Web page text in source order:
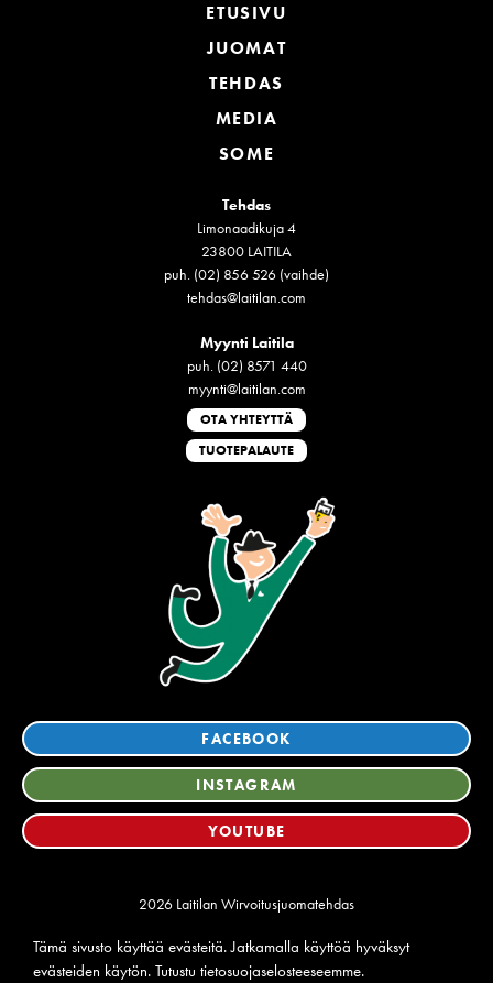
ETUSIVU
JUOMAT
TEHDAS
MEDIA
SOME
Tehdas
Limonaadikuja 4
23800 LAITILA
puh. (02) 856 526 (vaihde)
tehdas@laitilan.com
Myynti Laitila
puh. (02) 8571 440
myynti@laitilan.com
OTA YHTEYTTÄ
TUOTEPALAUTE
FACEBOOK
INSTAGRAM
YOUTUBE
2026 Laitilan Wirvoitusjuomatehdas
Ilmoituskanava
Tämä sivusto käyttää evästeitä. Jatkamalla käyttöä hyväksyt
evästeiden käytön. Tutustu tietosuojaselosteeseemme.